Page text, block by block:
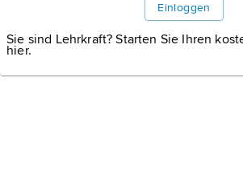
Einloggen
Sie sind Lehrkraft? Starten Sie Ihren
hier.